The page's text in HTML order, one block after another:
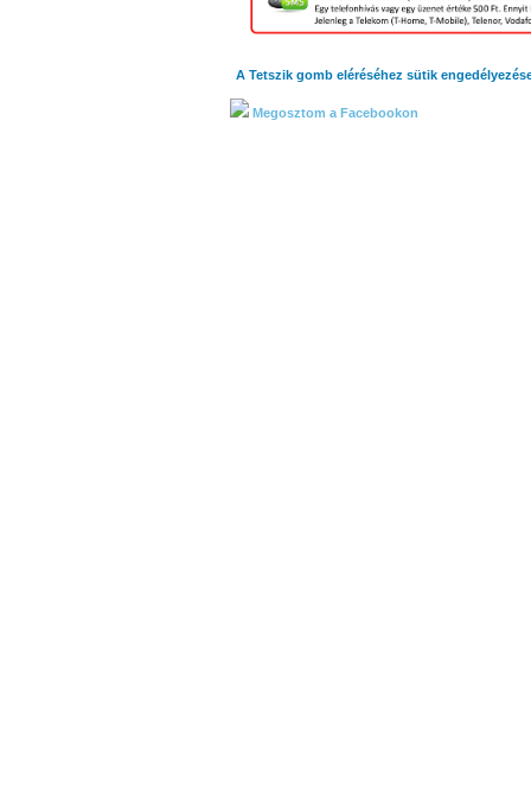
A Tetszik gomb eléréséhez sütik
Megosztom a Facebookon